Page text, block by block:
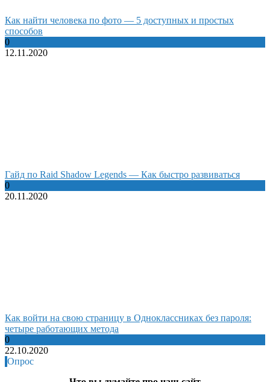
Как найти человека по фото — 5 доступных и простых
способов
0
12.11.2020
Гайд по Raid Shadow Legends — Как быстро развиваться
0
20.11.2020
Как войти на свою страницу в Одноклассниках без пароля:
четыре работающих метода
0
22.10.2020
Опрос